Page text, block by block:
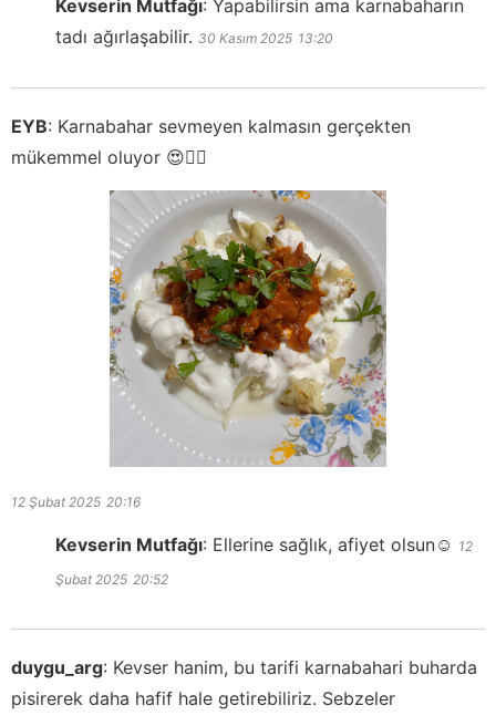
Kevserin Mutfağı: Yapabilirsin ama karnabaharın
tadı ağırlaşabilir. 30 Kasım 2025 13:20
EYB: Karnabahar sevmeyen kalmasın gerçekten
mükemmel oluyor 😍❤️‍🔥
12 Şubat 2025 20:16
Kevserin Mutfağı: Ellerine sağlık, afiyet olsun☺️ 12
Şubat 2025 20:52
duygu_arg: Kevser hanim, bu tarifi karnabahari buharda
pisirerek daha hafif hale getirebiliriz. Sebzeler